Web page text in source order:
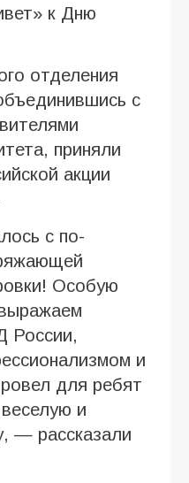
к Дню
отделения
с
приняли
акции
с по-
Особую
России,
и
для ребят
и
— рассказали